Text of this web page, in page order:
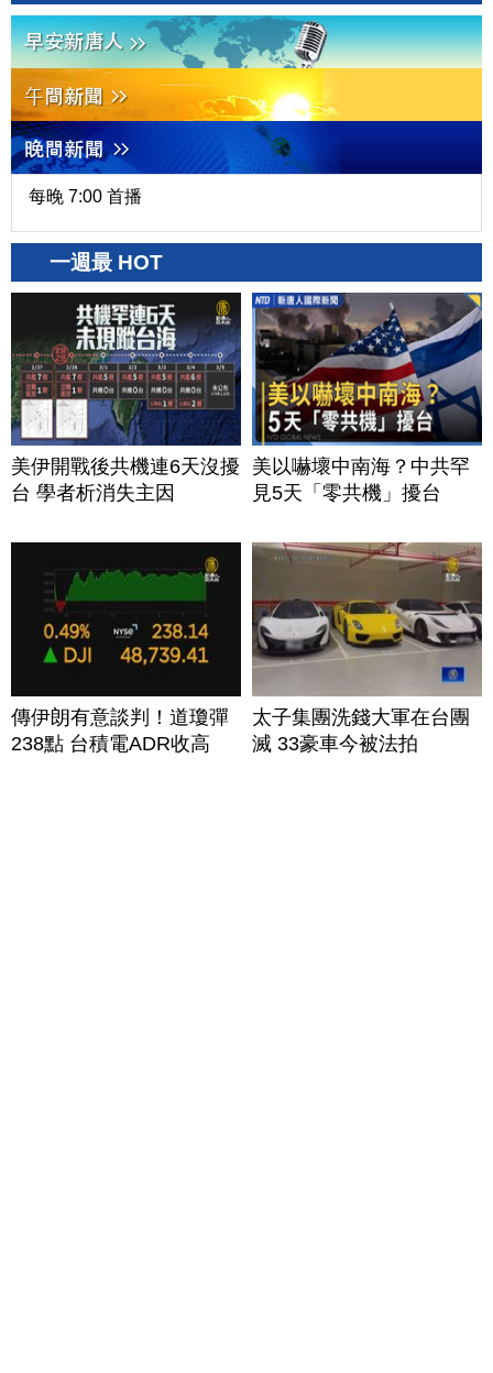
每晚 7:00 首播
一週最 HOT
美伊開戰後共機連6天沒擾
台 學者析消失主因
美以嚇壞中南海？中共罕
見5天「零共機」擾台
傳伊朗有意談判！道瓊彈
238點 台積電ADR收高
太子集團洗錢大軍在台團
滅 33豪車今被法拍